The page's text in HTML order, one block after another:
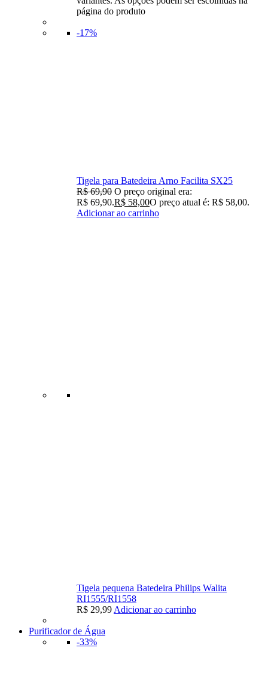
página do produto
-17%
Tigela para Batedeira Arno Facilita SX25
R$69,90 O preço original era:
R$ 69,90.R$ 58,00O preço atual é: R$ 58,00.
Adicionar ao carrinho
Tigela pequena Batedeira Philips Walita
RI1555/RI1558
R$ 29,99 Adicionar ao carrinho
Purificador de Água
-33%